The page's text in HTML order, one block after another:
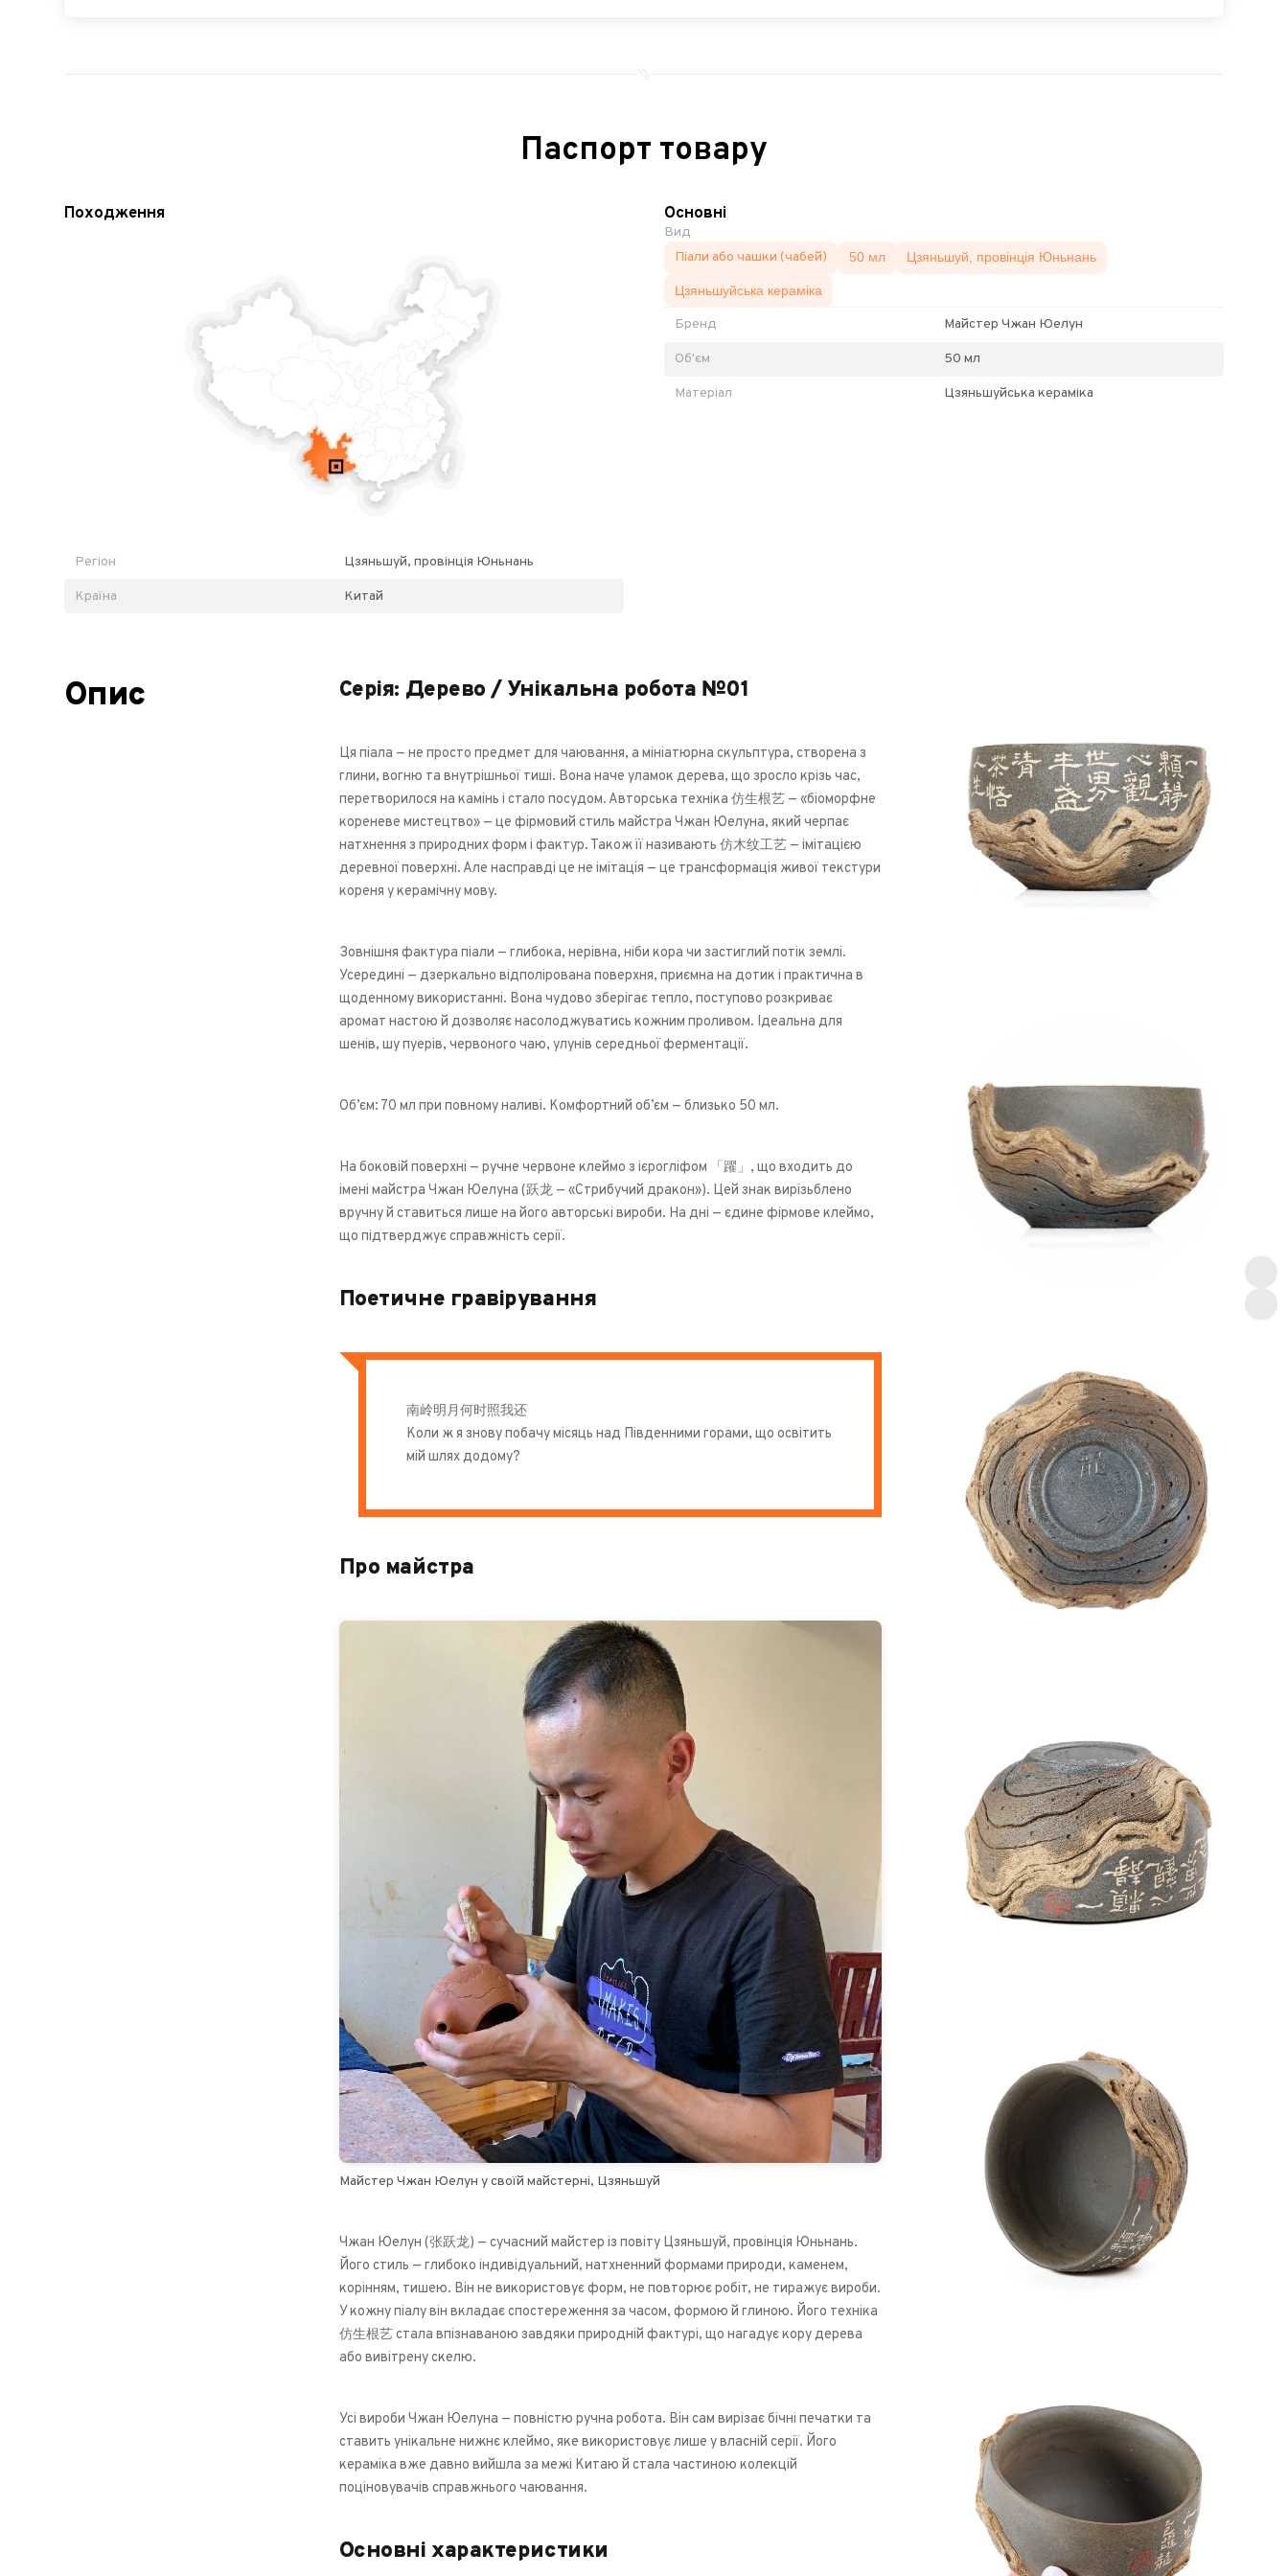
Паспорт товару
Походження
Регіон Цзяньшуй, провінція Юньнань
Країна Китай
Основні
Вид
Піали або чашки (чабей)
50 мл Цзяньшуй, провінція Юньнань
Цзяньшуйська кераміка
Бренд Майстер Чжан Юелун
Об'єм 50 мл
Матеріал Цзяньшуйська кераміка
Опис Серія: Дерево / Унікальна робота №01
Ця піала — не просто предмет для чаювання, а мініатюрна скульптура, створена з
глини, вогню та внутрішньої тиші. Вона наче уламок дерева, що зросло крізь час,
перетворилося на камінь і стало посудом. Авторська техніка 仿生根艺 — «біоморфне
кореневе мистецтво» — це фірмовий стиль майстра Чжан Юелуна, який черпає
натхнення з природних форм і фактур. Також її називають 仿木纹工艺 — імітацією
деревної поверхні. Але насправді це не імітація — це трансформація живої текстури
кореня у керамічну мову.
Зовнішня фактура піали — глибока, нерівна, ніби кора чи застиглий потік землі.
Усередині — дзеркально відполірована поверхня, приємна на дотик і практична в
щоденному використанні. Вона чудово зберігає тепло, поступово розкриває
аромат настою й дозволяє насолоджуватись кожним проливом. Ідеальна для
шенів, шу пуерів, червоного чаю, улунів середньої ферментації.
Об’єм: 70 мл при повному наливі. Комфортний об’єм — близько 50 мл.
На боковій поверхні — ручне червоне клеймо з ієрогліфом 「躍」, що входить до
імені майстра Чжан Юелуна (跃龙 — «Стрибучий дракон»). Цей знак вирізьблено
вручну й ставиться лише на його авторські вироби. На дні — єдине фірмове клеймо,
що підтверджує справжність серії.
Поетичне гравірування
南岭明月何时照我还
Коли ж я знову побачу місяць над Південними горами, що освітить
мій шлях додому?
Про майстра
Майстер Чжан Юелун у своїй майстерні, Цзяньшуй
Чжан Юелун (张跃龙) — сучасний майстер із повіту Цзяньшуй, провінція Юньнань.
Його стиль — глибоко індивідуальний, натхненний формами природи, каменем,
корінням, тишею. Він не використовує форм, не повторює робіт, не тиражує вироби.
У кожну піалу він вкладає спостереження за часом, формою й глиною. Його техніка
仿生根艺 стала впізнаваною завдяки природній фактурі, що нагадує кору дерева
або вивітрену скелю.
Усі вироби Чжан Юелуна — повністю ручна робота. Він сам вирізає бічні печатки та
ставить унікальне нижнє клеймо, яке використовує лише у власній серії. Його
кераміка вже давно вийшла за межі Китаю й стала частиною колекцій
поціновувачів справжнього чаювання.
Основні характеристики